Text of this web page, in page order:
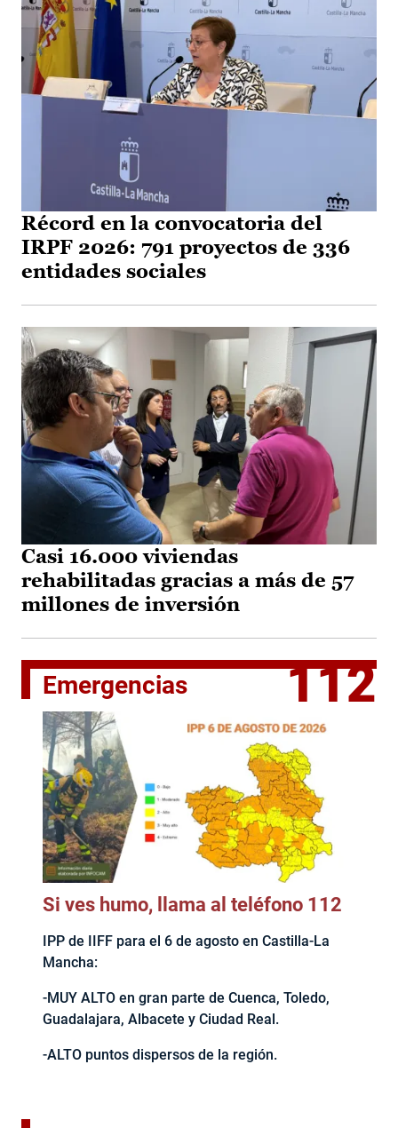
Récord en la convocatoria del
IRPF 2026: 791 proyectos de 336
entidades sociales
Casi 16.000 viviendas
rehabilitadas gracias a más de 57
millones de inversión
Emergencias 112
Si ves humo, llama al teléfono 112
IPP de IIFF para el 6 de agosto en Castilla-La
Mancha:
-MUY ALTO en gran parte de Cuenca, Toledo,
Guadalajara, Albacete y Ciudad Real.
-ALTO puntos dispersos de la región.